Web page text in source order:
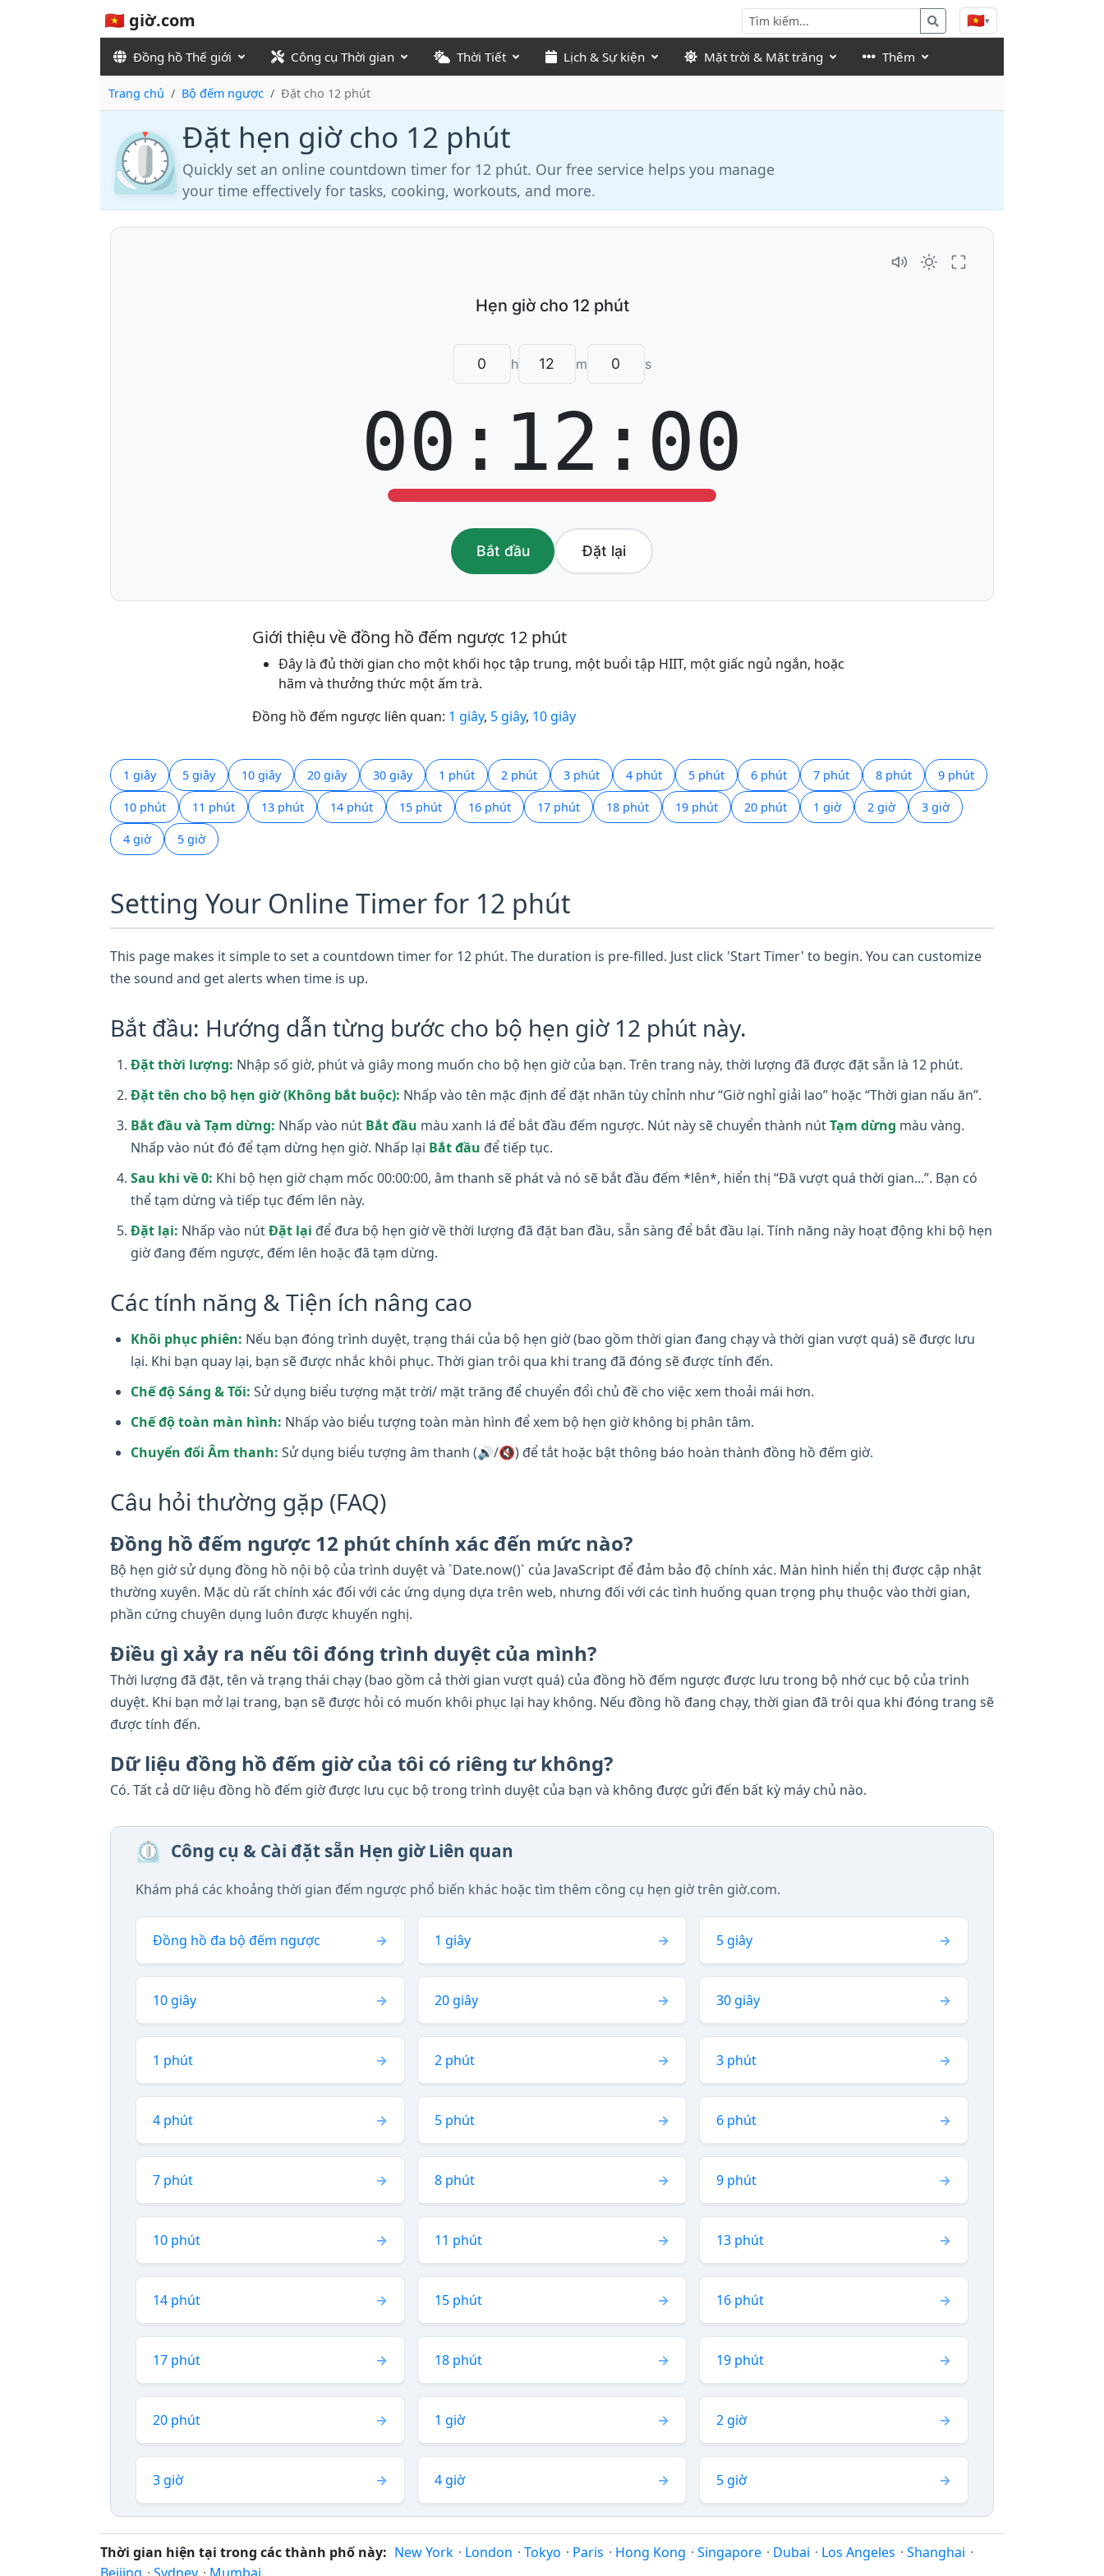
🇻🇳 giờ.com 🇻🇳▾
Đồng hồ Thế giới Công cụ Thời gian Thời Tiết Lịch & Sự kiện Mặt trời & Mặt trăng Thêm
Trang chủ Bộ đếm ngược Đặt cho 12 phút
⏲️Đặt hẹn giờ cho 12 phút
Quickly set an online countdown timer for 12 phút. Our free service helps you manage
your time effectively for tasks, cooking, workouts, and more.
h m s
00:12:00
Bắt đầu Đặt lại
Giới thiệu về đồng hồ đếm ngược 12 phút
Đây là đủ thời gian cho một khối học tập trung, một buổi tập HIIT, một giấc ngủ ngắn, hoặc
hãm và thưởng thức một ấm trà.
Đồng hồ đếm ngược liên quan: 1 giây, 5 giây, 10 giây
1 giây 5 giây 10 giây 20 giây 30 giây 1 phút 2 phút 3 phút 4 phút 5 phút 6 phút 7 phút 8 phút 9 phút
10 phút 11 phút 13 phút 14 phút 15 phút 16 phút 17 phút 18 phút 19 phút 20 phút 1 giờ 2 giờ 3 giờ
4 giờ 5 giờ
Setting Your Online Timer for 12 phút
This page makes it simple to set a countdown timer for 12 phút. The duration is pre-filled. Just click 'Start Timer' to begin. You can customize
the sound and get alerts when time is up.
Bắt đầu: Hướng dẫn từng bước cho bộ hẹn giờ 12 phút này.
Đặt thời lượng: Nhập số giờ, phút và giây mong muốn cho bộ hẹn giờ của bạn. Trên trang này, thời lượng đã được đặt sẵn là 12 phút.
Đặt tên cho bộ hẹn giờ (Không bắt buộc): Nhấp vào tên mặc định để đặt nhãn tùy chỉnh như “Giờ nghỉ giải lao” hoặc “Thời gian nấu ăn”.
Bắt đầu và Tạm dừng: Nhấp vào nút Bắt đầu màu xanh lá để bắt đầu đếm ngược. Nút này sẽ chuyển thành nútTạm dừng màu vàng.
Nhấp vào nút đó để tạm dừng hẹn giờ. Nhấp lại Bắt đầu để tiếp tục.
Sau khi về 0: Khi bộ hẹn giờ chạm mốc 00:00:00, âm thanh sẽ phát và nó sẽ bắt đầu đếm *lên*, hiển thị “Đã vượt quá thời gian...”. Bạn có
thể tạm dừng và tiếp tục đếm lên này.
Đặt lại: Nhấp vào nútĐặt lại để đưa bộ hẹn giờ về thời lượng đã đặt ban đầu, sẵn sàng để bắt đầu lại. Tính năng này hoạt động khi bộ hẹn
giờ đang đếm ngược, đếm lên hoặc đã tạm dừng.
Các tính năng & Tiện ích nâng cao
Khôi phục phiên: Nếu bạn đóng trình duyệt, trạng thái của bộ hẹn giờ (bao gồm thời gian đang chạy và thời gian vượt quá) sẽ được lưu
lại. Khi bạn quay lại, bạn sẽ được nhắc khôi phục. Thời gian trôi qua khi trang đã đóng sẽ được tính đến.
Chế độ Sáng & Tối: Sử dụng biểu tượng mặt trời/ mặt trăng để chuyển đổi chủ đề cho việc xem thoải mái hơn.
Chế độ toàn màn hình: Nhấp vào biểu tượng toàn màn hình để xem bộ hẹn giờ không bị phân tâm.
Chuyển đổi Âm thanh: Sử dụng biểu tượng âm thanh (🔊/🔇) để tắt hoặc bật thông báo hoàn thành đồng hồ đếm giờ.
Câu hỏi thường gặp (FAQ)
Đồng hồ đếm ngược 12 phút chính xác đến mức nào?
Bộ hẹn giờ sử dụng đồng hồ nội bộ của trình duyệt và `Date.now()` của JavaScript để đảm bảo độ chính xác. Màn hình hiển thị được cập nhật
thường xuyên. Mặc dù rất chính xác đối với các ứng dụng dựa trên web, nhưng đối với các tình huống quan trọng phụ thuộc vào thời gian,
phần cứng chuyên dụng luôn được khuyến nghị.
Điều gì xảy ra nếu tôi đóng trình duyệt của mình?
Thời lượng đã đặt, tên và trạng thái chạy (bao gồm cả thời gian vượt quá) của đồng hồ đếm ngược được lưu trong bộ nhớ cục bộ của trình
duyệt. Khi bạn mở lại trang, bạn sẽ được hỏi có muốn khôi phục lại hay không. Nếu đồng hồ đang chạy, thời gian đã trôi qua khi đóng trang sẽ
được tính đến.
Dữ liệu đồng hồ đếm giờ của tôi có riêng tư không?
Có. Tất cả dữ liệu đồng hồ đếm giờ được lưu cục bộ trong trình duyệt của bạn và không được gửi đến bất kỳ máy chủ nào.
⏲️ Công cụ & Cài đặt sẵn Hẹn giờ Liên quan
Khám phá các khoảng thời gian đếm ngược phổ biến khác hoặc tìm thêm công cụ hẹn giờ trên giờ.com.
Đồng hồ đa bộ đếm ngược 1 giây 5 giây
10 giây 20 giây 30 giây
1 phút 2 phút 3 phút
4 phút 5 phút 6 phút
7 phút 8 phút 9 phút
10 phút 11 phút 13 phút
14 phút 15 phút 16 phút
17 phút 18 phút 19 phút
20 phút 1 giờ 2 giờ
3 giờ 4 giờ 5 giờ
Thời gian hiện tại trong các thành phố này: New York · London · Tokyo · Paris · Hong Kong · Singapore · Dubai · Los Angeles · Shanghai ·